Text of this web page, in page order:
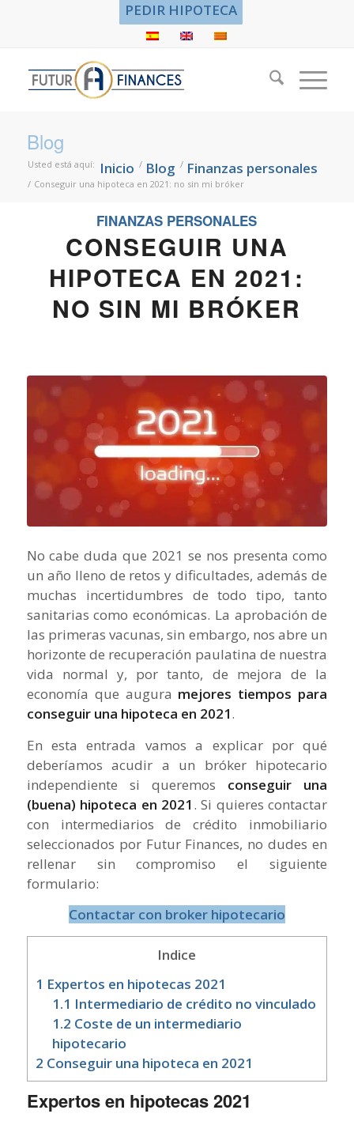
PEDIR HIPOTECA
Blog
Usted está aquí: Inicio / Blog / Finanzas personales
/ Conseguir una hipoteca en 2021: no sin mi bróker
FINANZAS PERSONALES
CONSEGUIR UNA
HIPOTECA EN 2021:
NO SIN MI BRÓKER
No cabe duda que 2021 se nos presenta como
un año lleno de retos y dificultades, además de
muchas incertidumbres de todo tipo, tanto
sanitarias como económicas. La aprobación de
las primeras vacunas, sin embargo, nos abre un
horizonte de recuperación paulatina de nuestra
vida normal y, por tanto, de mejora de la
economía que augura mejores tiempos para
conseguir una hipoteca en 2021.
En esta entrada vamos a explicar por qué
deberíamos acudir a un bróker hipotecario
independiente si queremos conseguir una
(buena) hipoteca en 2021 . Si quieres contactar
con intermediarios de crédito inmobiliario
seleccionados por Futur Finances, no dudes en
rellenar sin compromiso el siguiente
formulario:
Contactar con broker hipotecario
Indice
1 Expertos en hipotecas 2021
1.1 Intermediario de crédito no vinculado
1.2 Coste de un intermediario
hipotecario
2 Conseguir una hipoteca en 2021
Expertos en hipotecas 2021